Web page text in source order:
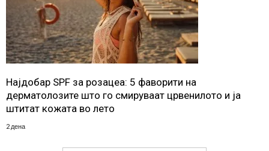
Најдобар SPF за розацеа: 5 фаворити на
дерматолозите што го смируваат црвенилото и ја
штитат кожата во лето
2 дена